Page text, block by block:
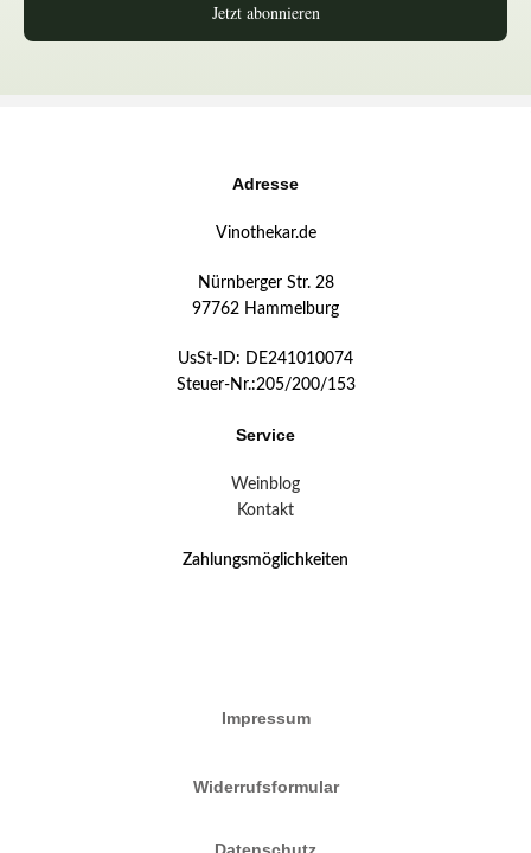
Jetzt abonnieren
Adresse
Vinothekar.de
Nürnberger Str. 28
97762 Hammelburg
UsSt-ID: DE241010074
Steuer-Nr.:205/200/153
Service
Weinblog
Kontakt
Zahlungsmöglichkeiten
Impressum
Widerrufsformular